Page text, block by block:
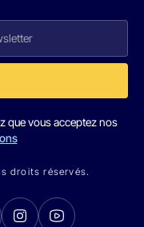
que vous acceptez nos
droits réservés.